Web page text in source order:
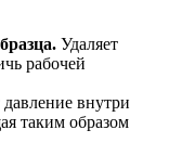
Удаляет
рабочей
внутри
таким образом